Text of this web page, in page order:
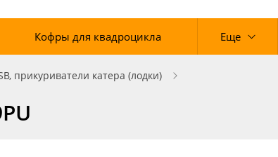
Кофры для квадроцикла Еще
прикуриватели катера (лодки)